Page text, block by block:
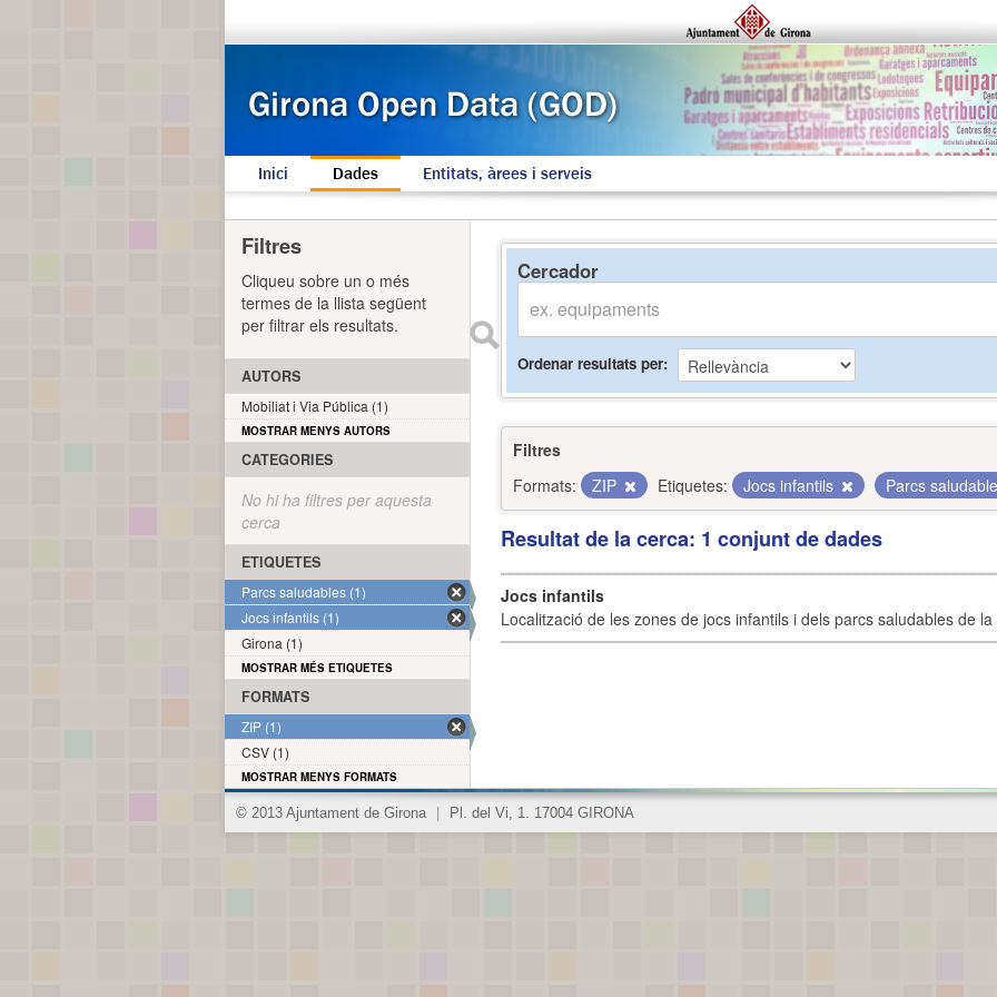
Inici Dades Entitats, àrees i serveis
Cercador
Ordenar resultats per
Filtres
Formats:
ZIP Etiquetes: Jocs infantils Parcs
Resultat de la cerca: 1 conjunt de dades
Jocs infantils
Localització de les zones de jocs infantils i dels parcs saludables de
Filtres
Cliqueu sobre un o més
termes de la llista següent
per filtrar els resultats.
AUTORS
Mobiliat i Via Pública (1)
MOSTRAR MENYS AUTORS
CATEGORIES
No hi ha filtres per aquesta
cerca
ETIQUETES
Parcs saludables (1)
Jocs infantils (1)
Girona (1)
MOSTRAR MÉS ETIQUETES
FORMATS
ZIP (1)
CSV (1)
MOSTRAR MENYS FORMATS
© 2013 Ajuntament de Girona Pl. del Vi, 1. 17004 GIRONA